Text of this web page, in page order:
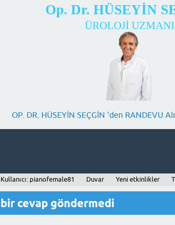
Op. Dr. HÜSEYİN
ÜROLOJİ UZMANI
OP. DR. HÜSEYİN SEÇGİN 'den RANDEVU
Kullanıcı: pianofemale81 Duvar Yeni etkinlikler
cevap göndermedi